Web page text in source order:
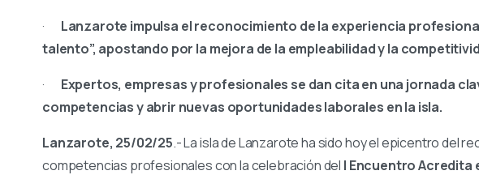
· Lanzarote impulsa el reconocimiento de la experiencia
talento”, apostando por la mejora de la empleabilidad y la
· Expertos, empresas y profesionales se dan cita en una jornada
competencias y abrir nuevas oportunidades laborales en la isla.
Lanzarote, 25/02/25.- La isla de Lanzarote ha sido hoy el epicentro del
competencias profesionales con la celebración del I Encuentro Acredita